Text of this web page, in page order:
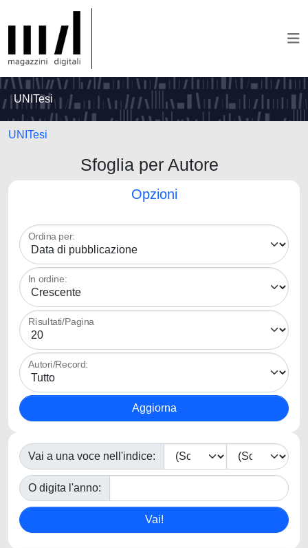
UNITesi
UNITesi
Sfoglia per Autore
Opzioni
Ordina per:
In ordine:
Risultati/Pagina
Autori/Record:
Vai a una voce nell'indice:
O digita l'anno: